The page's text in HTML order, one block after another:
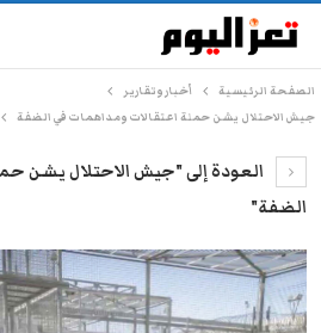
الصفحة الرئيسية
أخبار وتقارير
جيش الاحتلال يشن حملة اعتقالات ومداهمات في الضفة
العودة إلى "جيش الاحتلال يشن
الضفة"